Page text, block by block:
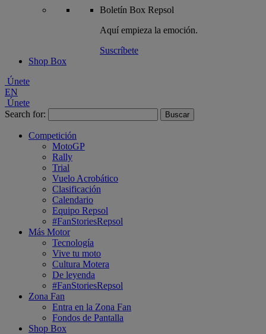
Boletín Box Repsol
Aquí empieza la emoción.
Suscríbete
Shop Box
Únete
EN
Únete
Search for:
Competición
MotoGP
Rally
Trial
Vuelo Acrobático
Clasificación
Calendario
Equipo Repsol
#FanStoriesRepsol
Más Motor
Tecnología
Vive tu moto
Cultura Motera
De leyenda
#FanStoriesRepsol
Zona Fan
Entra en la Zona Fan
Fondos de Pantalla
Shop Box